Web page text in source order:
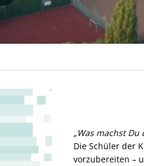
„Was machst
Die Schüler der
vorzubereiten –